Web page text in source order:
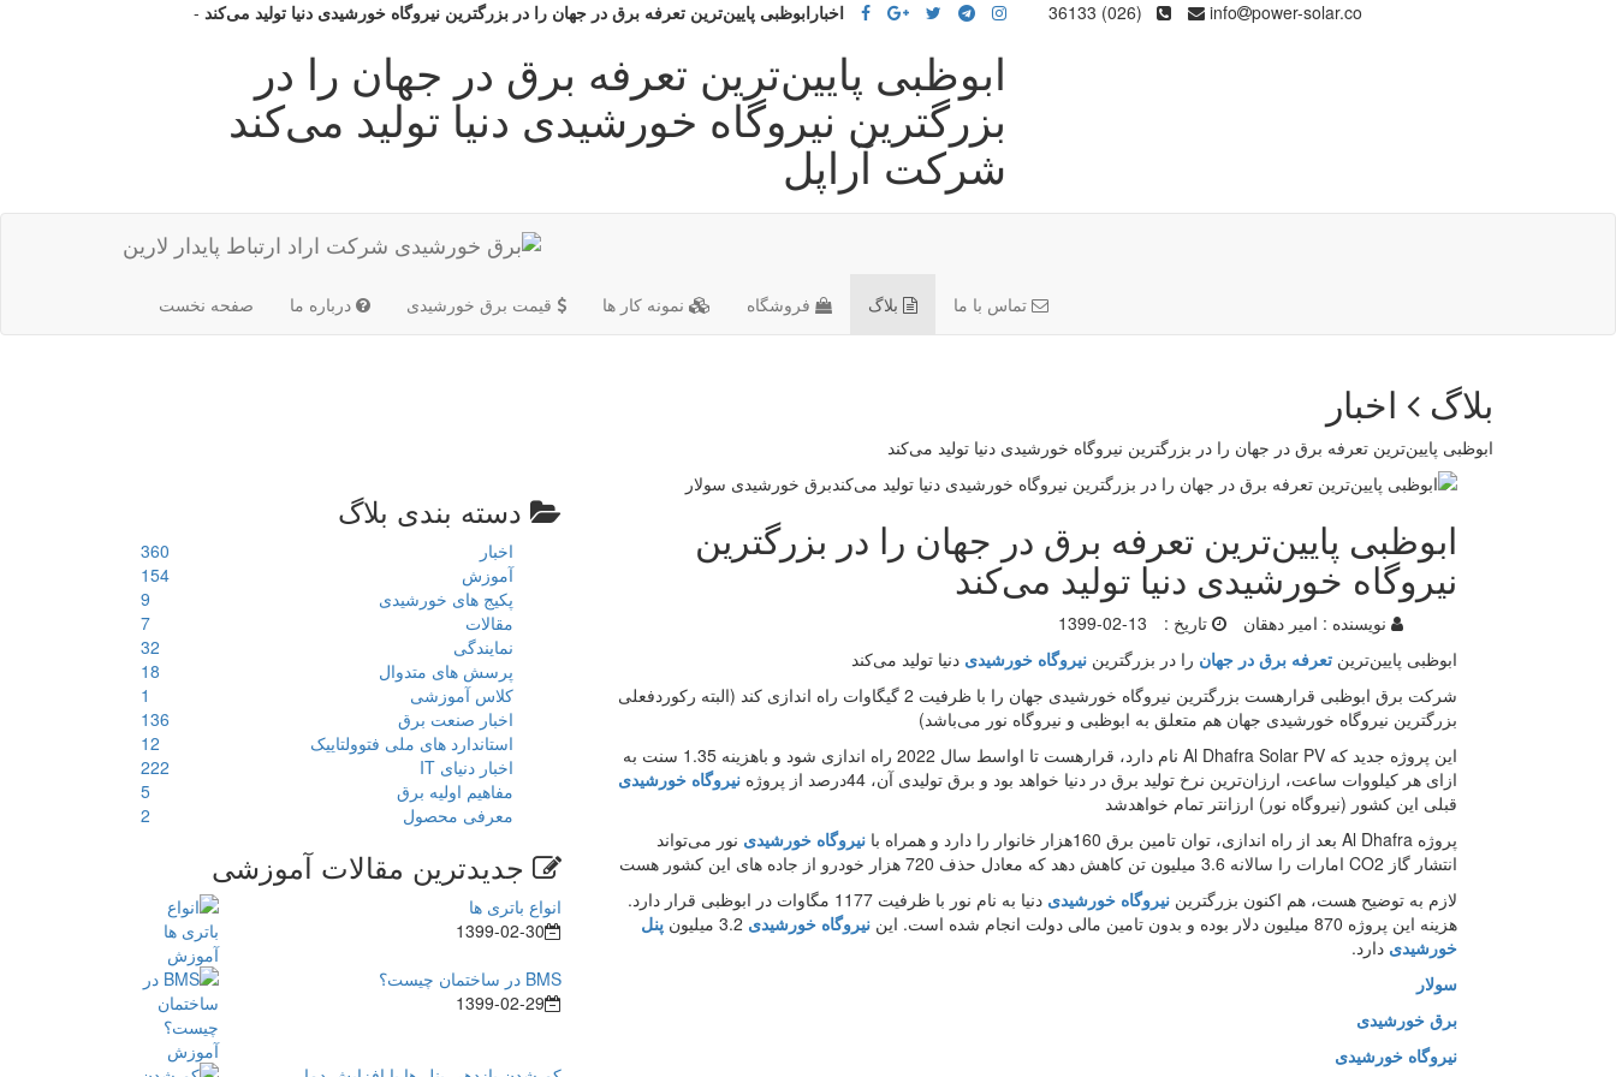
اخبارابوظبی پایین‌ترین تعرفه برق در جهان را در بزرگترین نیروگاه خورشیدی دنیا تولید می‌کند -
ابوظبی پایین‌ترین تعرفه برق در جهان را در
بزرگترین نیروگاه خورشیدی دنیا تولید می‌کند
شرکت آراپل
info power-solar.co
(026) 36133
صفحه نخست درباره ما قیمت برق خورشیدی نمونه کار ها فروشگاه بلاگ تماس با ما
بلاگ اخبار
ابوظبی پایین‌ترین تعرفه برق در جهان را در بزرگترین نیروگاه خورشیدی دنیا تولید می‌کند
دسته بندی بلاگ
اخبار
360
آموزش
154
پکیج های خورشیدی
9
مقالات
7
نمایندگی
32
پرسش های متدوال
18
کلاس آموزشی
1
اخبار صنعت برق
136
استاندارد های ملی فتوولتاییک
12
اخبار دنیای IT
222
مفاهیم اولیه برق
5
معرفی محصول
2
جدیدترین مقالات آموزشی
انواع باتری ها
1399-02-30
BMS در ساختمان چیست؟
1399-02-29
ابوظبی پایین‌ترین تعرفه برق در جهان را در بزرگترین
نیروگاه خورشیدی دنیا تولید می‌کند
نویسنده : امیر دهقان تاریخ :
1399-02-13
ابوظبی پایین‌ترین تعرفه برق در جهان را در بزرگترین نیروگاه خورشیدی دنیا تولید می‌کند
شرکت برق ابوظبی قرارهست بزرگترین نیروگاه خورشیدی جهان را با ظرفیت 2 گیگاوات راه اندازی کند (البته رکوردفعلی
بزرگترین نیروگاه خورشیدی جهان هم متعلق به ابوظبی و نیروگاه نور می‌باشد)
‏این پروژه جدید که Al Dhafra Solar PV نام دارد، قرارهست تا اواسط سال 2022 راه اندازی شود و باهزینه 1.35 سنت به
ازای هر کیلووات ساعت، ارزان‌ترین نرخ تولید برق در دنیا خواهد بود و برق تولیدی آن، 44درصد از پروژه
نیروگاه خورشیدی
قبلی این کشور (نیروگاه نور) ارزانتر تمام خواهدشد
‏پروژه Al Dhafra بعد از راه اندازی، توان تامین برق 160هزار خانوار را دارد و همراه با
نیروگاه خورشیدی نور می‌تواند
انتشار گاز CO2 امارات را سالانه 3.6 میلیون تن کاهش دهد که معادل حذف 720 هزار خودرو از جاده های این کشور هست
لازم به توضیح هست، هم اکنون بزرگترین نیروگاه خورشیدی
دنیا به نام نور با ظرفیت 1177 مگاوات در ابوظبی قرار دارد.
هزینه این پروژه 870 میلیون دلار بوده و بدون تامین مالی دولت انجام شده است. این
نیروگاه خورشیدی
پنل
خورشیدی دارد.
سولار
برق خورشیدی
نیروگاه خورشیدی